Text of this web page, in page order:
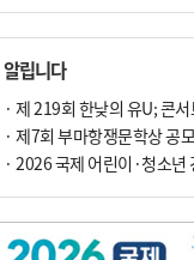
알립니다
· 제 219회 한낮의 유U; 콘
· 제7회 부마항쟁문학상 공모
· 2026 국제 어린이·청소년